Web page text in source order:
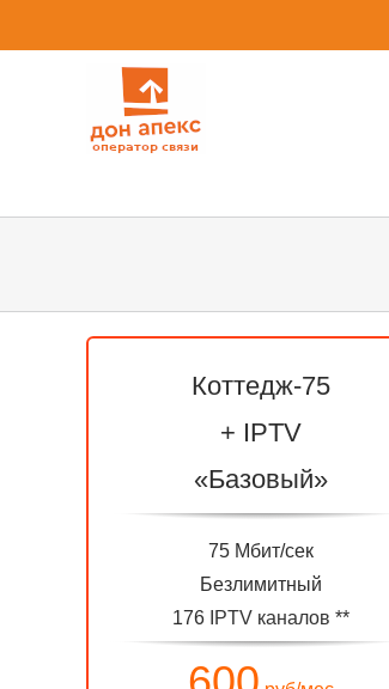
to
Коттедж-75
+ IPTV
«Базовый»
75 Мбит/сек
Безлимитный
176 IPTV каналов **